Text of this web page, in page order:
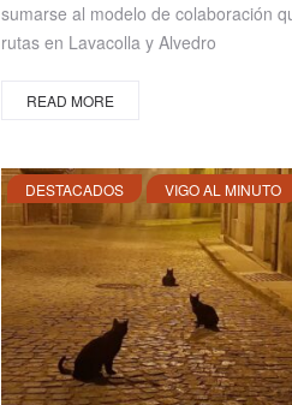
sumarse al modelo de colaboración
rutas en Lavacolla y Alvedro
READ MORE
DESTACADOS VIGO AL MINUTO